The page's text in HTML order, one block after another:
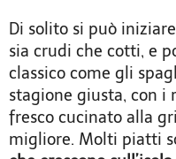
Di solito si può
sia crudi che cotti, e
classico come gli
stagione giusta, con i
fresco cucinato alla
migliore. Molti piatti